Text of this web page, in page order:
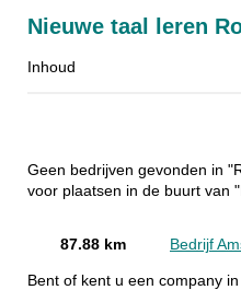
Nieuwe taal leren
Inhoud
Geen bedrijven gevonden in
voor plaatsen in de buurt van
87.88 km Bedrijf
Bent of kent u een company